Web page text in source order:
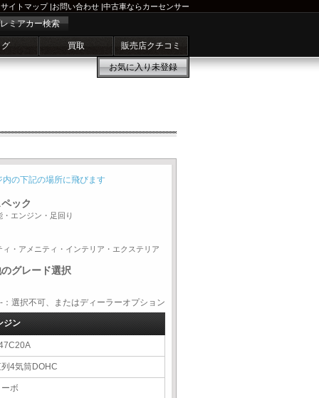
サイトマップ|お問い合わせ |中古車ならカーセンサー
ミアカー検索
買取 販売店クチコミ
お気に入り未登録
内の下記の場所に飛びます
ック
・エンジン・足回り
ィ・アメニティ・インテリア・エクステリア
グレード選択
択不可、またはディーラーオプション
ジン
4気筒DOHC
ボ